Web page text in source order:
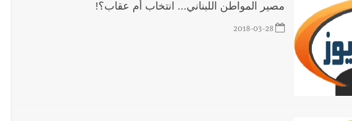
مصير المواطن اللبناني... انتخاب أم عقاب؟!
2018-03-28